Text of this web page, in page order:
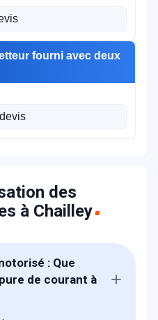
fourni avec deux
des
à Chailley
: Que
de courant à